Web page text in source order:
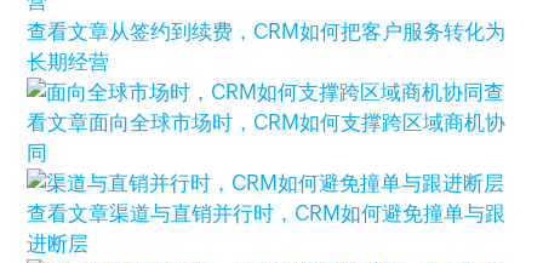
查看文章从签约到续费，CRM如何把客户服务转化为
长期经营
查
看文章面向全球市场时，CRM如何支撑跨区域商机协
同
查看文章渠道与直销并行时，CRM如何避免撞单与跟
进断层